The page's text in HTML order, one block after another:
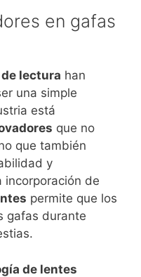
en gafas
lectura han
una simple
está
que no
que también
y
incorporación de
permite que los
gafas durante
de lentes